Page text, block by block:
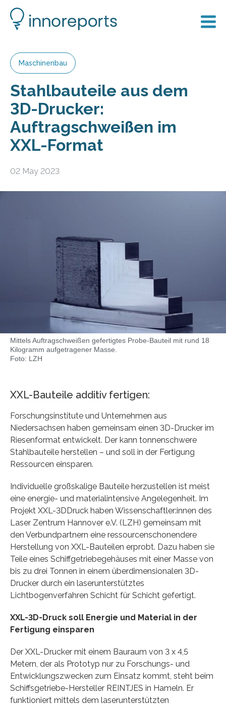
Maschinenbau
Stahlbauteile aus dem
3D-Drucker:
Auftragschweißen im
XXL-Format
02 May 2023
Mittels Auftragschweißen gefertigtes Probe-Bauteil mit rund 18
Kilogramm aufgetragener Masse.
Foto: LZH
XXL-Bauteile additiv fertigen:
Forschungsinstitute und Unternehmen aus
Niedersachsen haben gemeinsam einen 3D-Drucker im
Riesenformat entwickelt. Der kann tonnenschwere
Stahlbauteile herstellen – und soll in der Fertigung
Ressourcen einsparen.
Individuelle großskalige Bauteile herzustellen ist meist
eine energie- und materialintensive Angelegenheit. Im
Projekt XXL-3DDruck haben Wissenschaftler:innen des
Laser Zentrum Hannover e.V. (LZH) gemeinsam mit
den Verbundpartnern eine ressourcenschonendere
Herstellung von XXL-Bauteilen erprobt. Dazu haben sie
Teile eines Schiffgetriebegehäuses mit einer Masse von
bis zu drei Tonnen in einem überdimensionalen 3D-
Drucker durch ein laserunterstütztes
Lichtbogenverfahren Schicht für Schicht gefertigt.
XXL-3D-Druck soll Energie und Material in der
Fertigung einsparen
Der XXL-Drucker mit einem Bauraum von 3 x 4,5
Metern, der als Prototyp nur zu Forschungs- und
Entwicklungszwecken zum Einsatz kommt, steht beim
Schiffsgetriebe-Hersteller REINTJES in Hameln. Er
funktioniert mittels dem laserunterstützten